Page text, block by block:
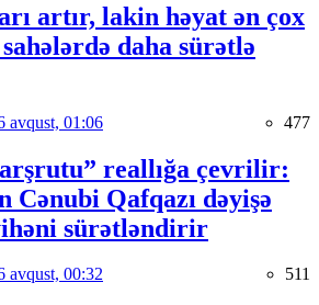
artır, lakin həyat ən çox
daha sürətlə
avqust, 01:06 477
reallığa çevrilir:
Cənubi Qafqazı dəyişə
sürətləndirir
avqust, 00:32 511